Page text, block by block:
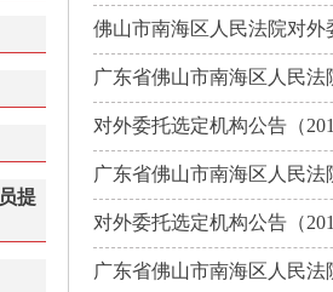
提
佛山市南海区人民法院对外
广东省佛山市南海区人民法
对外委托选定机构公告（
广东省佛山市南海区人民法
对外委托选定机构公告（
广东省佛山市南海区人民法